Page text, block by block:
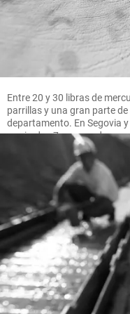
Entre 20 y 30 libras de
parrillas y una gran parte
departamento. En Segovia
se pierden 7 gramos de
FOTO MANUEL